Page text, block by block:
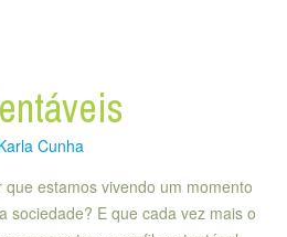
Cunha
estamos vivendo um momento
sociedade? E que cada vez mais o